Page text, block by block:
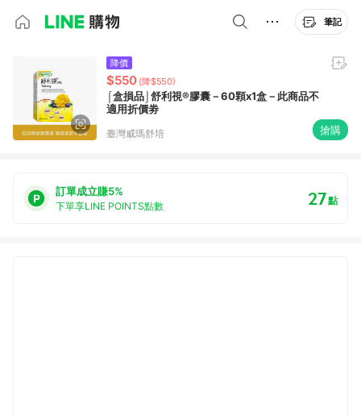
筆記
降價
$550 (降$550)
⌠盒損品⌡舒利視®膠囊－60顆x1盒－此商品不
適用折價劵
臺灣威瑪舒培 搶購
訂單成立賺5%
下單享LINE POINTS點數 27點